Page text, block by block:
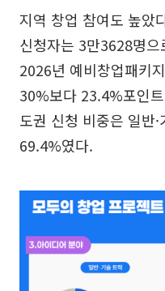
지역 창업 참여도 높았
신청자는 3만3628명
2026년 예비창업패키
30%보다 23.4%포인
도권 신청 비중은 일반
69.4%였다.